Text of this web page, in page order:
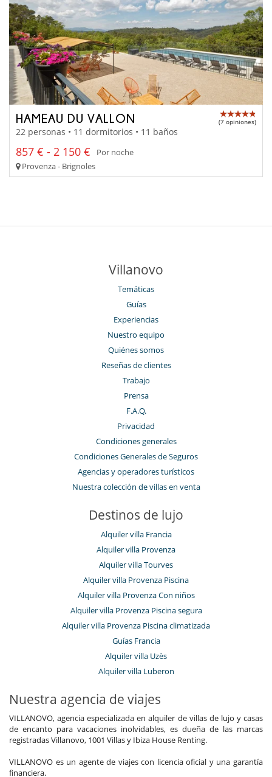
HAMEAU DU VALLON (7 opiniones)
22 personas • 11 dormitorios • 11 baños
857 € - 2 150 €
Por noche
Provenza - Brignoles
Villanovo
Temáticas
Guías
Experiencias
Nuestro equipo
Quiénes somos
Reseñas de clientes
Trabajo
Prensa
F.A.Q.
Privacidad
Condiciones generales
Condiciones Generales de Seguros
Agencias y operadores turísticos
Nuestra colección de villas en venta
Destinos de lujo
Alquiler villa Francia
Alquiler villa Provenza
Alquiler villa Tourves
Alquiler villa Provenza Piscina
Alquiler villa Provenza Con niños
Alquiler villa Provenza Piscina segura
Alquiler villa Provenza Piscina climatizada
Guías Francia
Alquiler villa Uzès
Alquiler villa Luberon
Nuestra agencia de viajes
VILLANOVO, agencia especializada en alquiler de villas de lujo y casas
de encanto para vacaciones inolvidables, es dueña de las marcas
registradas Villanovo, 1001 Villas y Ibiza House Renting.
VILLANOVO es un agente de viajes con licencia oficial y una garantía
financiera.